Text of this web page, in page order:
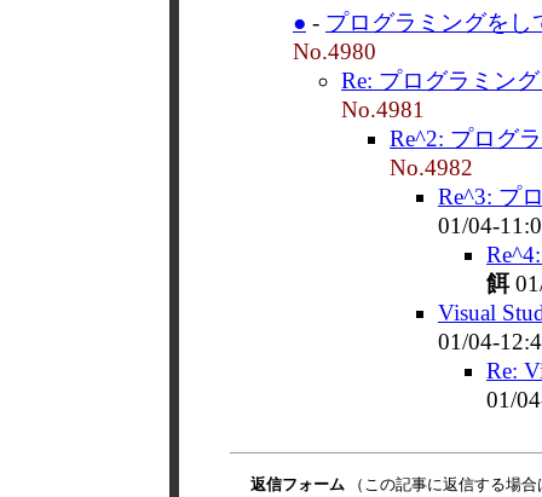
● - プログラミングをし
No.4980
Re: プログラミン
No.4981
Re^2: プログ
No.4982
Re^3: プ
01/04-
餌
Visual
01/04-
Re:
01/
返信フォーム （この記事に返信する場